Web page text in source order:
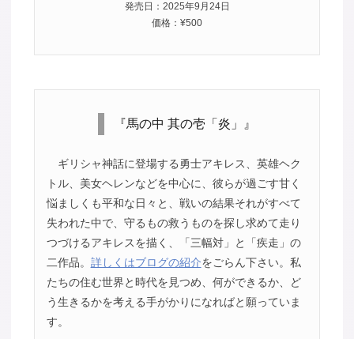
発売日：2025年9月24日
価格：¥500
『馬の中 其の壱「炎」』
ギリシャ神話に登場する勇士アキレス、英雄ヘク
トル、美女ヘレンなどを中心に、彼らが過ごす甘く
悩ましくも平和な日々と、戦いの結果それがすべて
失われた中で、守るもの救うものを探し求めて走り
つづけるアキレスを描く、「三幅対」と「疾走」の
二作品。 詳しくはブログの紹介をごらん下さい。私
たちの住む世界と時代を見つめ、何ができるか、ど
う生きるかを考える手がかりになればと願っていま
す。